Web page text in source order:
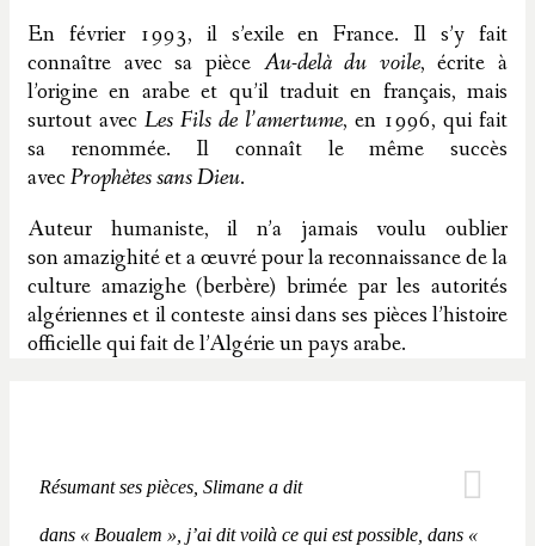
En février 1993, il s’exile en France. Il s’y fait
connaître avec sa pièce Au-delà du voile, écrite à
l’origine en arabe et qu’il traduit en français, mais
surtout avec Les Fils de l’amertume, en 1996, qui fait
sa renommée. Il connaît le même succès
avecProphètes sans Dieu.
Auteur humaniste, il n’a jamais voulu oublier
son amazighité et a œuvré pour la reconnaissance de la
culture amazighe (berbère) brimée par les autorités
algériennes et il conteste ainsi dans ses pièces l’histoire
officielle qui fait de l’Algérie un pays arabe.
Résumant ses pièces, Slimane a dit
dans « Boualem » , j’ai dit voilà ce qui est possible, dans «